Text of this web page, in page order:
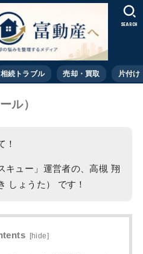
相続トラブル 売却・買取 片付け
SEARCH
ル）
！
キュー」運営者の、高槻 翔
しょうた） です！
[hide]